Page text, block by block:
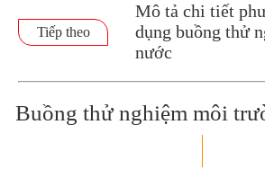
Tiếp theo
Mô tả chi tiết
dụng buồng thử
nước
Buồng thử nghiệm môi